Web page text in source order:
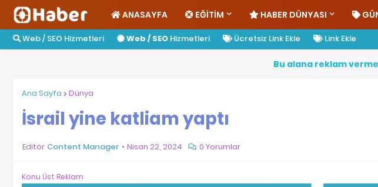
ANASAYFA EĞITIM HABER DÜNYASI
Web / SEO Hizmetleri Web / SEO Hizmetleri Ücretsiz Link Ekle Link Ekle
Bu alana reklamverme
Ana Sayfa Dünya
İsrail yine katliam yaptı
Editör Content Manager Nisan 22, 2024 0 Yorumlar
Konu Üst Reklam